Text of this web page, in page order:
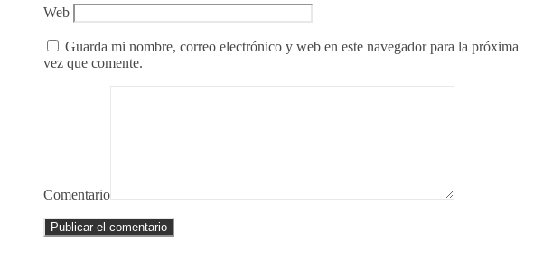
Web
Guarda mi nombre, correo electrónico y web en este navegador para la próxima
vez que comente.
Comentario